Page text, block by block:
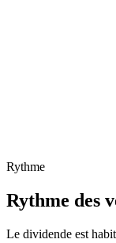
Rythme
Rythme des
Le dividende est